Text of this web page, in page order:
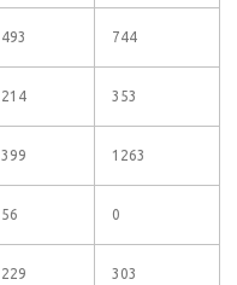
493 744
214 353
399 1263
56 0
229 303